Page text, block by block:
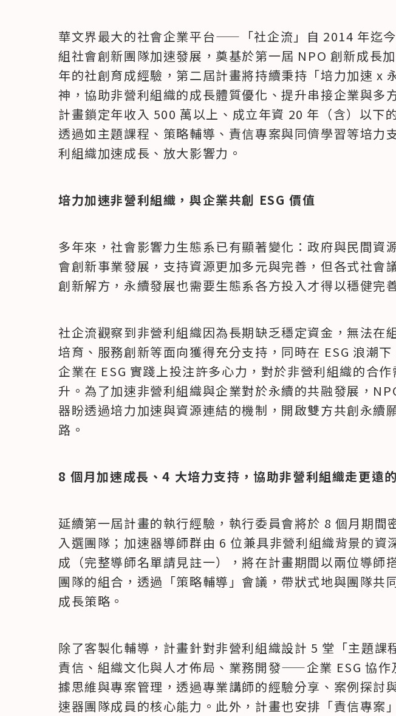
華文界最大的社會企業平台——「社企流」自 2014 年迄
組社會創新團隊加速發展，奠基於第一屆 NPO 創新成長
年的社創育成經驗，第二屆計畫將持續秉持「培力加速 x
神，協助非營利組織的成長體質優化、提升串接企業與多
計畫鎖定年收入 500 萬以上、成立年資 20 年（含）以下
透過如主題課程、策略輔導、責信專案與同儕學習等培力
利組織加速成長、放大影響力。
培力加速非營利組織，與企業共創 ESG 價值
多年來，社會影響力生態系已有顯著變化：政府與民間資
會創新事業發展，支持資源更加多元與完善，但各式社會
創新解方，永續發展也需要生態系各方投入才得以穩健完
社企流觀察到非營利組織因為長期缺乏穩定資金，無法在
培育、服務創新等面向獲得充分支持，同時在 ESG 浪潮
企業在 ESG 實踐上投注許多心力，對於非營利組織的合
升。為了加速非營利組織與企業對於永續的共融發展，
器盼透過培力加速與資源連結的機制，開啟雙方共創永續
路。
8 個月加速成長、4 大培力支持，協助非營利組織走更遠
延續第一屆計畫的執行經驗，執行委員會將於 8 個月期間
入選團隊；加速器導師群由 6 位兼具非營利組織背景的資
成（完整導師名單請見註一），將在計畫期間以兩位導師
團隊的組合，透過「策略輔導」會議，帶狀式地與團隊共
成長策略。
除了客製化輔導，計畫針對非營利組織設計 5 堂「主題課
責信、組織文化與人才佈局、業務開發——企業 ESG 協作
據思維與專案管理，透過專業講師的經驗分享、案例探討
速器團隊成員的核心能力。此外，計畫也安排「責信專案